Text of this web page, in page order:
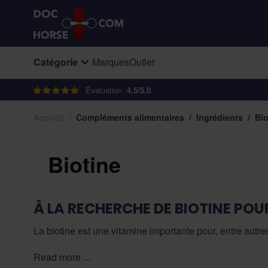
Allez au contenu
Évaluation :4.5/5.0
Catégorie MarquesOutlet
Compléments alimentaires / Ingrédients /
Biotine
À LA RECHERCHE DE BIOTINE
La biotine est une vitamine importante pour, entre
causes les plus fréquentes.
Read more ...